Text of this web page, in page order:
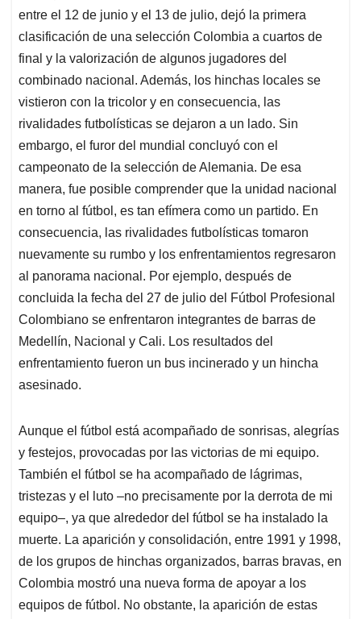
A
p
p
o
o
k
d
I
n
d
s
entre el 12 de junio y el 13 de julio, dejó la primera
clasificación de una selección Colombia a cuartos de
final y la valorización de algunos jugadores del
combinado nacional. Además, los hinchas locales se
vistieron con la tricolor y en consecuencia, las
rivalidades futbolísticas se dejaron a un lado. Sin
embargo, el furor del mundial concluyó con el
campeonato de la selección de Alemania. De esa
manera, fue posible comprender que la unidad nacional
en torno al fútbol, es tan efímera como un partido. En
consecuencia, las rivalidades futbolísticas tomaron
nuevamente su rumbo y los enfrentamientos regresaron
al panorama nacional. Por ejemplo, después de
concluida la fecha del 27 de julio del Fútbol Profesional
Colombiano se enfrentaron integrantes de barras de
Medellín, Nacional y Cali. Los resultados del
enfrentamiento fueron un bus incinerado y un hincha
asesinado.
Aunque el fútbol está acompañado de sonrisas, alegrías
y festejos, provocadas por las victorias de mi equipo.
También el fútbol se ha acompañado de lágrimas,
tristezas y el luto –no precisamente por la derrota de mi
equipo–, ya que alrededor del fútbol se ha instalado la
muerte. La aparición y consolidación, entre 1991 y 1998,
de los grupos de hinchas organizados, barras bravas, en
Colombia mostró una nueva forma de apoyar a los
equipos de fútbol. No obstante, la aparición de estas